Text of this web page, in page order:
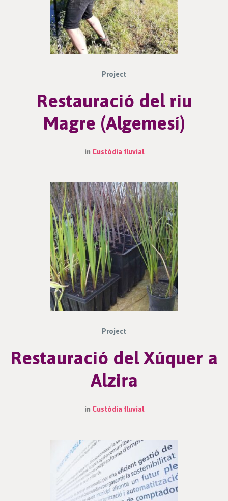
Project
Restauració del riu
Magre (Algemesí)
in Custòdia fluvial
Project
Restauració del Xúquer a
Alzira
in Custòdia fluvial